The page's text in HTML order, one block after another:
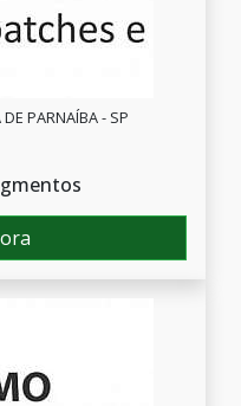
PARNAÍBA - SP